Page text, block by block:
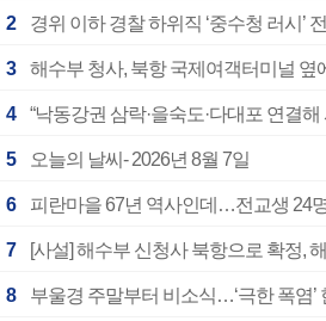
2 경위 이하 경찰 하위직 ‘중수청 러시’
3 해수부 청사, 북항 국제여객터미널 옆
4 “낙동강권 삼락·을숙도·다대포 연결
5 오늘의 날씨- 2026년 8월 7일
6 피란마을 67년 역사인데…전교생 24
7 [사설] 해수부 신청사 북항으로 확정,
8 부울경 주말부터 비소식…‘극한 폭염’